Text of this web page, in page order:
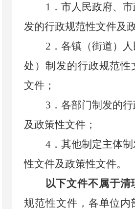
1 ． 市人民政府、
发的行政规范性文件及
2 ． 各镇（街道）
处）制发的行政规范性
文件；
3 ． 各部门制发的
及政策性文件；
4． 其他制定主体
性文件及政策性文件。
以下文件不属于清
规范性文件，各单位内